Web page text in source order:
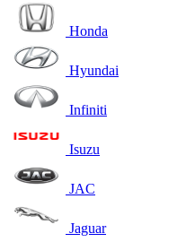
Honda
Hyundai
Infiniti
Isuzu
JAC
Jaguar